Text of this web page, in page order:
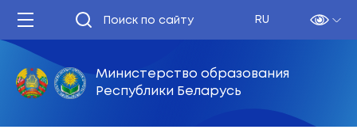
RU
Министерство образования
Республики Беларусь